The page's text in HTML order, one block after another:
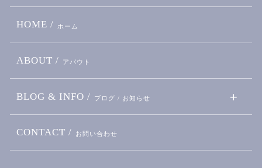
HOME / ホーム
ABOUT / アバウト
BLOG & INFO / ブログ / お知らせ
CONTACT / お問い合わせ